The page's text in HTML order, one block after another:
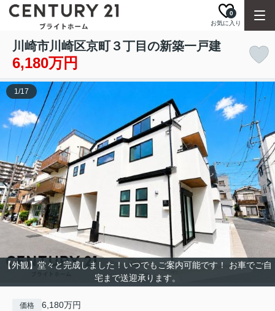
お気に入り
0
川崎市川崎区京町３丁目の新築一戸建
6,180万円
【外観】堂々と完成しました！いつでもご案内可能です！ お車でご自
宅まで送迎承ります。
1/17
価格 6,180万円